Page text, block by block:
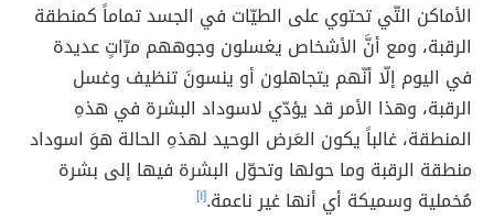
الأماكن التّي تحتوي على الطيّات في الجسد تماماً كمنطقة
الرقبة، ومع أنَّ الأشخاص يغسلون وجوههم مرّاتٍ عديدة
في اليوم إلّا أنّهم يتجاهلون أو ينسونَ تنظيف وغسل
الرقبة، وهذا الأمر قد يؤدّي لاسوداد البشرة في هذهِ
المنطقة، غالباً يكون العَرض الوحيد لهذهِ الحالة هوَ اسوداد
منطقة الرقبة وما حولها وتحوّل البشرة فيها إلى بشرة
مُخملية وسميكة أي أنها غير ناعمة.[١]